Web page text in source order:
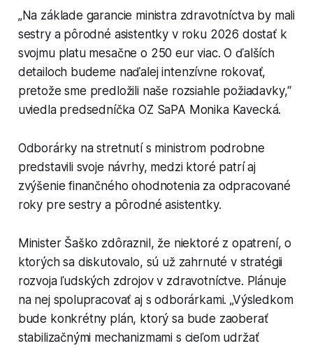
„Na základe garancie ministra zdravotníctva by mali
sestry a pôrodné asistentky v roku 2026 dostať k
svojmu platu mesačne o 250 eur viac. O ďalších
detailoch budeme naďalej intenzívne rokovať,
pretože sme predložili naše rozsiahle požiadavky,“
uviedla predsedníčka OZ SaPA Monika Kavecká.
Odborárky na stretnutí s ministrom podrobne
predstavili svoje návrhy, medzi ktoré patrí aj
zvýšenie finančného ohodnotenia za odpracované
roky pre sestry a pôrodné asistentky.
Minister Šaško zdôraznil, že niektoré z opatrení, o
ktorých sa diskutovalo, sú už zahrnuté v stratégii
rozvoja ľudských zdrojov v zdravotníctve. Plánuje
na nej spolupracovať aj s odborárkami. „Výsledkom
bude konkrétny plán, ktorý sa bude zaoberať
stabilizačnými mechanizmami s cieľom udržať